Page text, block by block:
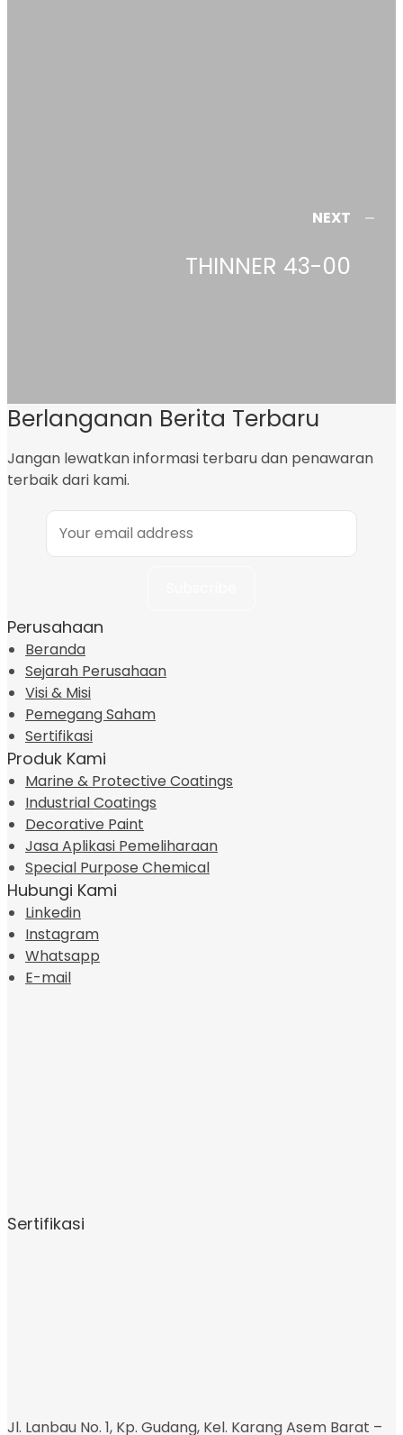
NEXT
THINNER 43-00
Berlanganan Berita Terbaru
Jangan lewatkan informasi terbaru dan penawaran
terbaik dari kami.
Perusahaan
Beranda
Sejarah Perusahaan
Visi & Misi
Pemegang Saham
Sertifikasi
Produk Kami
Marine & Protective Coatings
Industrial Coatings
Decorative Paint
Jasa Aplikasi Pemeliharaan
Special Purpose Chemical
Hubungi Kami
Linkedin
Instagram
Whatsapp
E-mail
Sertifikasi
Jl. Lanbau No. 1, Kp. Gudang, Kel. Karang Asem Barat –